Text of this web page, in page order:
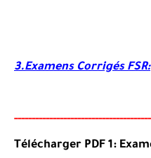
3.Examens Corrigés FSR:
-------------------------
Télécharger PDF 1: